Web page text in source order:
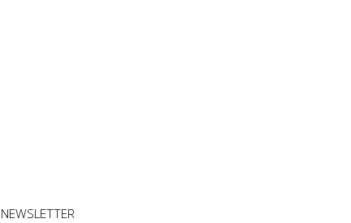
NEWSLETTER